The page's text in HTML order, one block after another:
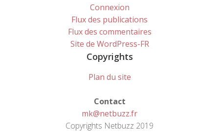
Connexion
Flux des publications
Flux des commentaires
Site de WordPress-FR
Copyrights
Plan du site
Contact
mk@netbuzz.fr
Copyrights Netbuzz 2019